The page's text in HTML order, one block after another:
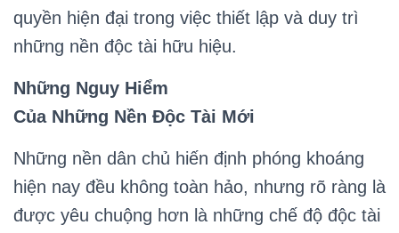
quyền hiện đại trong việc thiết lập và duy trì
những nền độc tài hữu hiệu.
Những Nguy Hiểm
Của Những Nền Độc Tài Mới
Những nền dân chủ hiến định phóng khoáng
hiện nay đều không toàn hảo, nhưng rõ ràng là
được yêu chuộng hơn là những chế độ độc tài